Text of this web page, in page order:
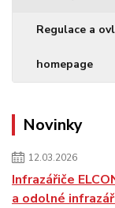
Regulace a
homepage
Novinky
12.03.2026
Infrazářiče
a odolné